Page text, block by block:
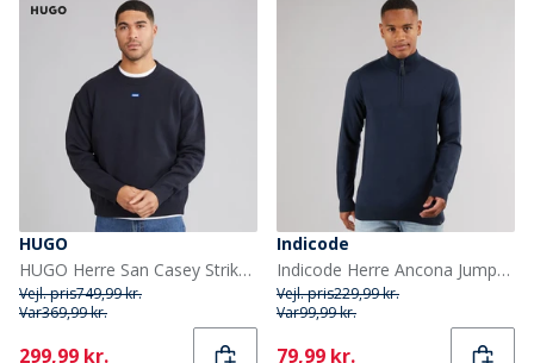
HUGO
HUGO Herre San Casey Strikket Sweater Navy
Vejl. pris749,99 kr.
Var369,99 kr.
Current
299,99 kr.
Indicode
Indicode Herre Ancona Jumper Navy
Vejl. pris229,99 kr.
Var99,99 kr.
Current
79,99 kr.